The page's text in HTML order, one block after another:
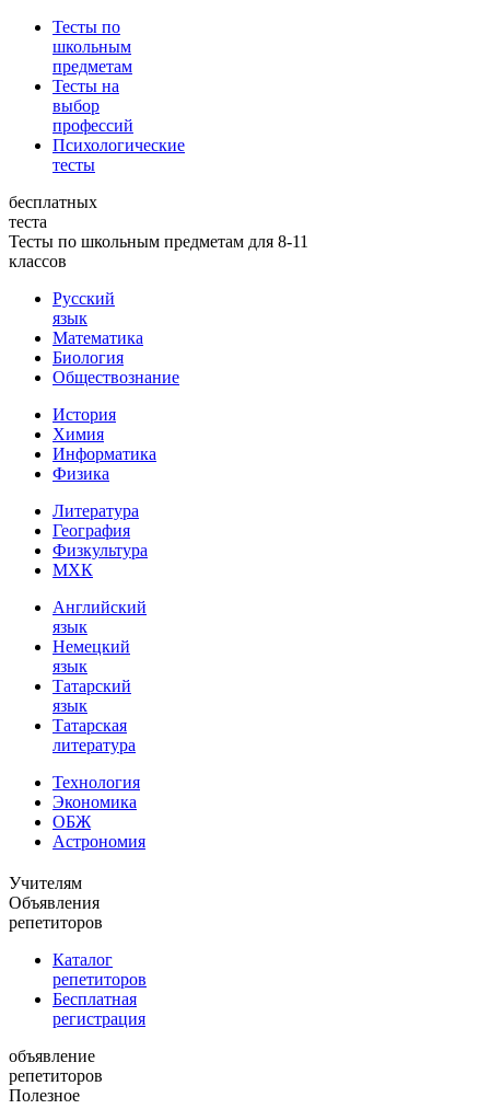
Тесты по
школьным
предметам
Тесты на
выбор
профессий
Психологические
тесты
бесплатных
теста
Тесты по школьным предметам для 8-11
классов
Русский
язык
Математика
Биология
Обществознание
История
Химия
Информатика
Физика
Литература
География
Физкультура
МХК
Английский
язык
Немецкий
язык
Татарский
язык
Татарская
литература
Технология
Экономика
ОБЖ
Астрономия
Учителям
Объявления
репетиторов
Каталог
репетиторов
Бесплатная
регистрация
объявление
репетиторов
Полезное